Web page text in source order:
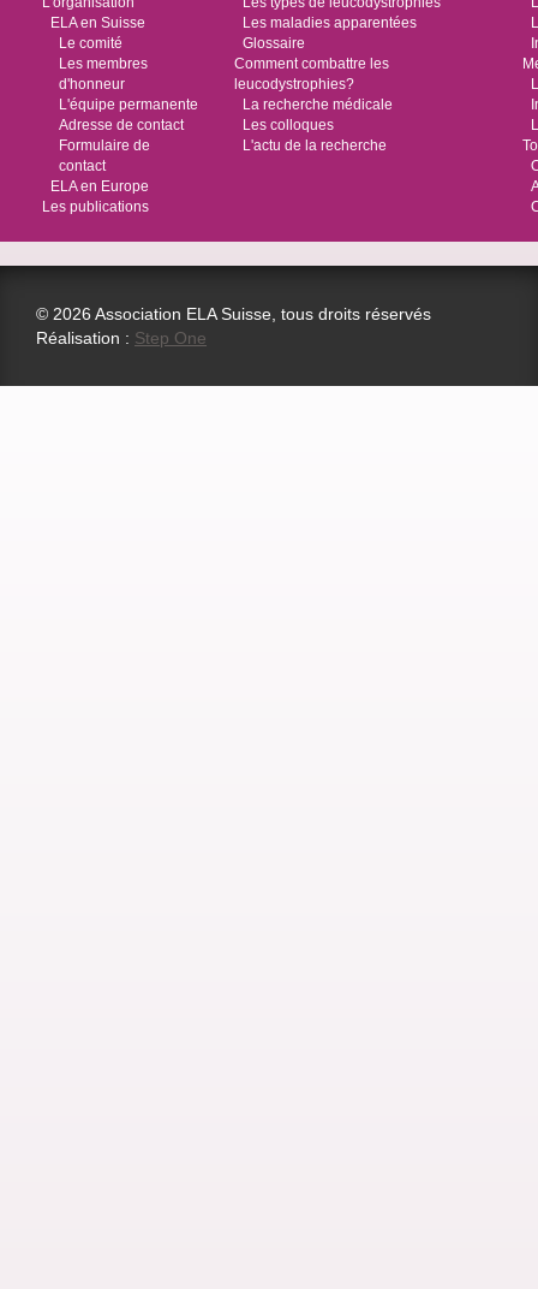
ELA en Suisse
Le comité
Les membres
d'honneur
L'équipe permanente
Adresse de contact
Formulaire de
contact
ELA en Europe
Les publications
Les maladies apparentées
Glossaire
Comment combattre les
leucodystrophies?
La recherche médicale
Les colloques
L'actu de la recherche
© 2026 Association ELA Suisse, tous droits réservés
Réalisation : Step One